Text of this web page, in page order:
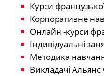
Курси
Корпоративне
Онлайн -курси
Індивідуальні
Методика
Викладачі